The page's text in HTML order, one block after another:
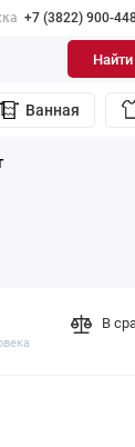
+7 (3822) 900-
Найти
Ванная
В